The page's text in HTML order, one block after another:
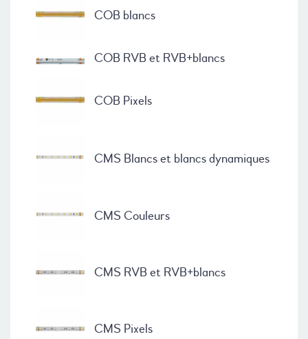
COB blancs
COB RVB et RVB+blancs
COB Pixels
CMS Blancs et blancs dynamiques
CMS Couleurs
CMS RVB et RVB+blancs
CMS Pixels